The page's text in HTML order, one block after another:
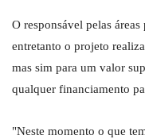
O responsável pelas
entretanto o projeto
mas sim para um valor
qualquer financiamento
"Neste momento o que